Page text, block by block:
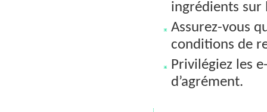
ingrédients sur
Assurez-vous
conditions de
Privilégiez les
d’agrément.